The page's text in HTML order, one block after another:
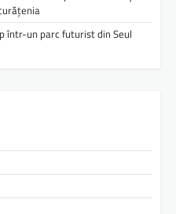
într-un parc futurist din Seul